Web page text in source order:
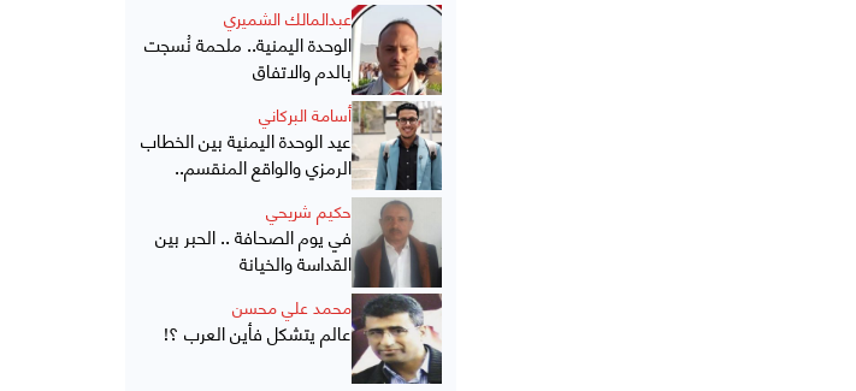
عبدالمالك الشميري
الوحدة اليمنية.. ملحمة نُسجت
بالدم والاتفاق
أسامة البركاني
عيد الوحدة اليمنية بين الخطاب
الرمزي والواقع المنقسم..
حكيم شريحي
في يوم الصحافة .. الحبر بين
القداسة والخيانة
محمد علي محسن
عالم يتشكل فأين العرب ؟!